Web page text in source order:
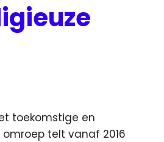
toekomstige en
telt vanaf 2016